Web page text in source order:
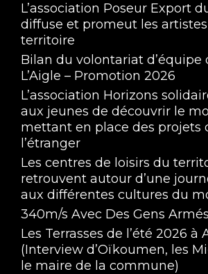
L’association Poseur Export
diffuse et promeut les
territoire
Bilan du volontariat d’équipe
L’Aigle – Promotion 2026
L’association Horizons
aux jeunes de découvrir le
mettant en place des projets
l’étranger
Les centres de loisirs du
retrouvent autour d’une
aux différentes cultures du
340m/s Avec Des Gens Armés
Les Terrasses de l’été 2026 à
(Interview d’Oïkoumen, les
le maire de la commune)